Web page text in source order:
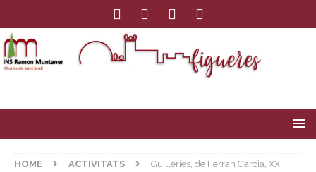
HOME ACTIVITATS
Guilleries, de Ferran Garcia, XX